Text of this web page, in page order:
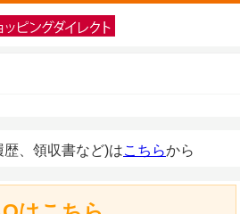
、領収書など)はこちらから